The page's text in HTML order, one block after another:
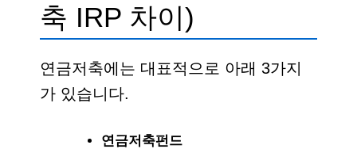
축 IRP 차이)
연금저축에는 대표적으로 아래 3가지
가 있습니다.
연금저축펀드